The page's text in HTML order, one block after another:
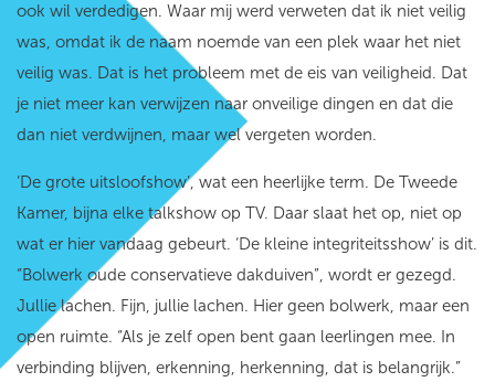
ook wil verdedigen. Waar mij werd verweten dat ik niet veilig
was, omdat ik de naam noemde van een plek waar het niet
veilig was. Dat is het probleem met de eis van veiligheid. Dat
je niet meer kan verwijzen naar onveilige dingen en dat die
dan niet verdwijnen, maar wel vergeten worden.
‘De grote uitsloofshow’, wat een heerlijke term. De Tweede
Kamer, bijna elke talkshow op TV. Daar slaat het op, niet op
wat er hier vandaag gebeurt. ‘De kleine integriteitsshow’ is dit.
“Bolwerk oude conservatieve dakduiven”, wordt er gezegd.
Jullie lachen. Fijn, jullie lachen. Hier geen bolwerk, maar een
open ruimte. “Als je zelf open bent gaan leerlingen mee. In
verbinding blijven, erkenning, herkenning, dat is belangrijk.”